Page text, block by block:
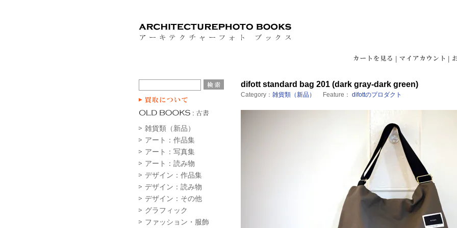
雑貨類（新品）
アート：作品集
アート：写真集
アート：読み物
デザイン：作品集
デザイン：読み物
デザイン：その他
グラフィック
ファッション・服飾
difott standard bag 201 (dark gray-dark green)
Category： 雑貨類（新品） Feature： difottのプロダクト